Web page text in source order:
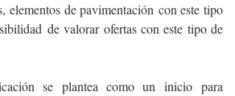
elementos de pavimentación con este tipo
de valorar ofertas con este tipo de
se plantea como un inicio para